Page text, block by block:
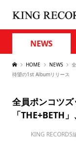
NEWS
HOME NEWS
待望の1st Albumリリース
全員ポンコツ
「THE+BETH
KING RECORDS